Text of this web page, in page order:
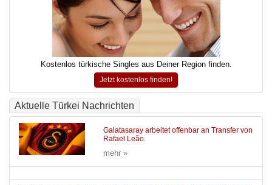
Kostenlos türkische Singles aus Deiner Region finden.
Jetzt kostenlos finden!
Aktuelle Türkei Nachrichten
Galatasaray arbeitet offenbar an Transfer von
Rafael Leão.
mehr »